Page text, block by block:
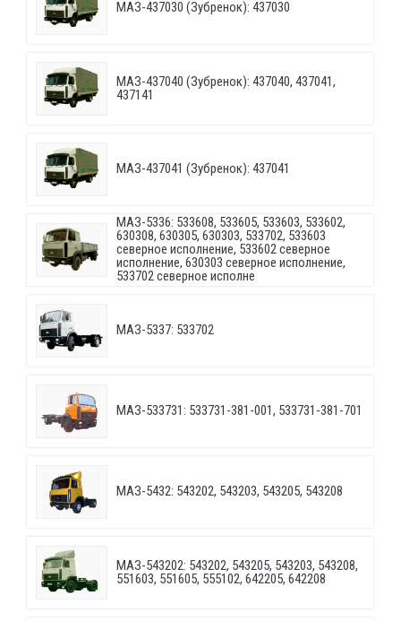
МАЗ-437030 (Зубренок): 437030
МАЗ-437040 (Зубренок): 437040, 437041,
437141
МАЗ-437041 (Зубренок): 437041
МАЗ-5336: 533608, 533605, 533603, 533602,
630308, 630305, 630303, 533702, 533603
северное исполнение, 533602 северное
исполнение, 630303 северное исполнение,
533702 северное исполне
МАЗ-5337: 533702
МАЗ-533731: 533731-381-001, 533731-381-701
МАЗ-5432: 543202, 543203, 543205, 543208
МАЗ-543202: 543202, 543205, 543203, 543208,
551603, 551605, 555102, 642205, 642208